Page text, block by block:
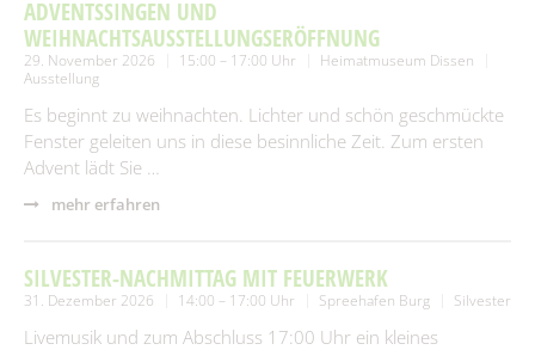
Fundtiere
Zahlen & Statistik
Formularservice
Spielplätze
Spenden & Sponsoring
Tourismus
ADVENTSSINGEN UND
WEIHNACHTSAUSSTELLUNGSERÖFFNUNG
29. November 2026 15:00 – 17:00 Uhr
Heimatmuseum Dissen
Ausstellung
Es beginnt zu weihnachten. Lichter und schön geschmückte
Fenster geleiten uns in diese besinnliche Zeit. Zum ersten
Advent lädt Sie …
mehr erfahren
SILVESTER-NACHMITTAG MIT FEUERWERK
31. Dezember 2026 14:00 – 17:00 Uhr Spreehafen Burg Silvester
Livemusik und zum Abschluss 17:00 Uhr ein kleines
SUCHEN